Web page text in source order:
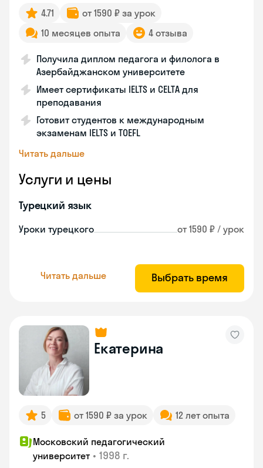
4.71
от 1590 ₽ за урок
10 месяцев опыта
4 отзыва
Получила диплом педагога и филолога в
Азербайджанском университете
Имеет сертификаты IELTS и CELTA для
преподавания
Готовит студентов к международным
экзаменам IELTS и TOEFL
Читать дальше
Услуги и цены
Турецкий язык
Уроки турецкого от 1590 ₽ / урок
Читать дальше Выбрать время
Екатерина
5 от 1590 ₽ за урок 12 лет опыта
Московский педагогический
университет • 1998 г.